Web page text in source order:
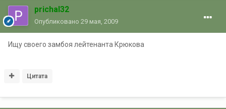
prichal32
Опубликовано 29 мая, 2009
Ищу своего замбоя лейтенанта Крюкова
Цитата